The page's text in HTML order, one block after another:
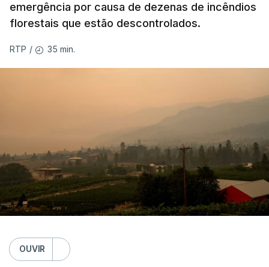
emergência por causa de dezenas de incêndios
florestais que estão descontrolados.
RTP / 35 min.
OUVIR